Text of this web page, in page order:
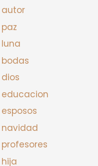
autor
paz
luna
bodas
dios
educacion
esposos
navidad
profesores
hija